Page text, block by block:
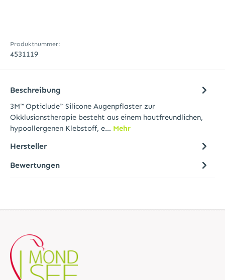
Produktnummer:
4531119
Beschreibung
3M™ Opticlude™ Silicone Augenpflaster zur
Okklusionstherapie besteht aus einem hautfreundlichen,
hypoallergenen Klebstoff, e… Mehr
Hersteller
Bewertungen